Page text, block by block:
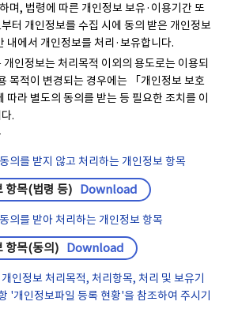
며, 법령에 따른 개인정보 보유·이용기간 또
터 개인정보를 수집 시에 동의 받은 개인정보
내에서 개인정보를 처리·보유합니다.
개인정보는 처리목적 이외의 용도로는 이용되
목적이 변경되는 경우에는 「개인정보 보호
따라 별도의 동의를 받는 등 필요한 조치를 이
.
의를 받지 않고 처리하는 개인정보 항목
항목(법령 등) Download
의를 받아 처리하는 개인정보 항목
항목(동의) Download
인정보 처리목적, 처리항목, 처리 및 보유기
'개인정보파일 등록 현황'을 참조하여 주시기